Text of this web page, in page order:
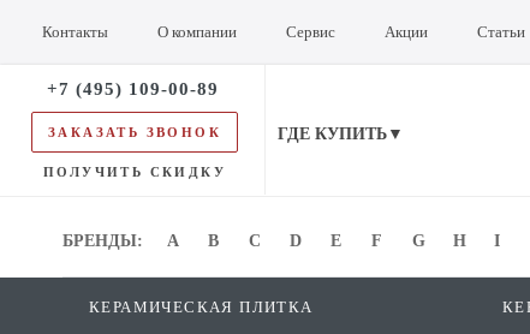
Контакты О компании Сервис Акции Статьи
+7 (495) 109-00-89
ЗАКАЗАТЬ ЗВОНОК
ПОЛУЧИТЬ СКИДКУ
ГДЕ КУПИТЬ▼
БРЕНДЫ: A B C D E F G H I
БРЕНДЫ:
КЕРАМИЧЕСКАЯ ПЛИТКА